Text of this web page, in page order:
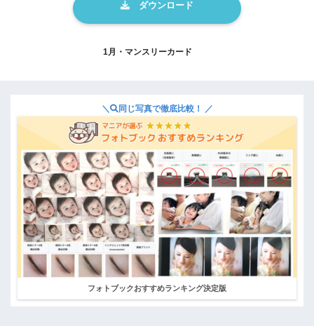
1月・マンスリーカード
＼ 同じ写真で徹底比較！ ／
フォトブックおすすめランキング決定版